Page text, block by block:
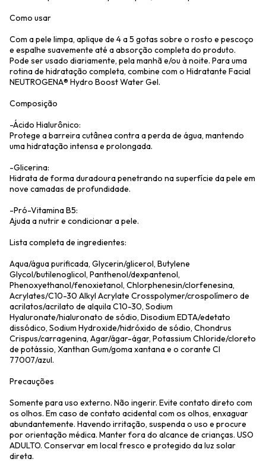
Como usar
Com a pele limpa, aplique de 4 a 5 gotas sobre o rosto e pescoço
e espalhe suavemente até a absorção completa do produto.
Pode ser usado diariamente, pela manhã e/ou à noite. Para uma
rotina de hidratação completa, combine com o Hidratante Facial
NEUTROGENA® Hydro Boost Water Gel.
Composição
-Ácido Hialurônico:
Protege a barreira cutânea contra a perda de água, mantendo
uma hidratação intensa e prolongada.
-Glicerina:
Hidrata de forma duradoura penetrando na superfície da pele em
nove camadas de profundidade.
-Pró-Vitamina B5:
Ajuda a nutrir e condicionar a pele.
Lista completa de ingredientes:
Aqua/água purificada, Glycerin/glicerol, Butylene
Glycol/butilenoglicol, Panthenol/dexpantenol,
Phenoxyethanol/fenoxietanol, Chlorphenesin/clorfenesina,
Acrylates/C10-30 Alkyl Acrylate Crosspolymer/crospolímero de
acrilatos/acrilato de alquila C10-30, Sodium
Hyaluronate/hialuronato de sódio, Disodium EDTA/edetato
dissódico, Sodium Hydroxide/hidróxido de sódio, Chondrus
Crispus/carragenina, Agar/ágar-ágar, Potassium Chloride/cloreto
de potássio, Xanthan Gum/goma xantana e o corante CI
77007/azul.
Precauções
Somente para uso externo. Não ingerir. Evite contato direto com
os olhos. Em caso de contato acidental com os olhos, enxaguar
abundantemente. Havendo irritação, suspenda o uso e procure
por orientação médica. Manter fora do alcance de crianças. USO
ADULTO. Conservar em local fresco e protegido da luz solar
direta.